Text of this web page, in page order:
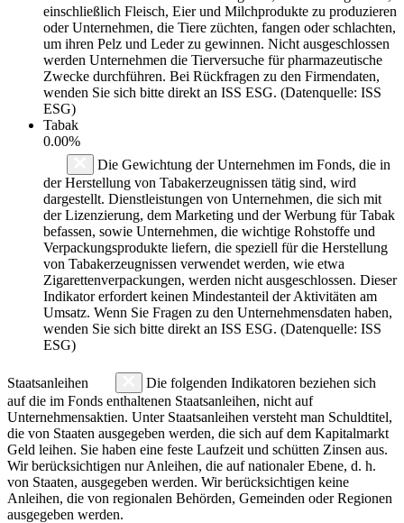
einschließlich Fleisch, Eier und Milchprodukte zu produzieren
oder Unternehmen, die Tiere züchten, fangen oder schlachten,
um ihren Pelz und Leder zu gewinnen. Nicht ausgeschlossen
werden Unternehmen die Tierversuche für pharmazeutische
Zwecke durchführen. Bei Rückfragen zu den Firmendaten,
wenden Sie sich bitte direkt an ISS ESG. (Datenquelle: ISS
ESG)
Tabak
0.00%
Die Gewichtung der Unternehmen im Fonds, die in
der Herstellung von Tabakerzeugnissen tätig sind, wird
dargestellt. Dienstleistungen von Unternehmen, die sich mit
der Lizenzierung, dem Marketing und der Werbung für Tabak
befassen, sowie Unternehmen, die wichtige Rohstoffe und
Verpackungsprodukte liefern, die speziell für die Herstellung
von Tabakerzeugnissen verwendet werden, wie etwa
Zigarettenverpackungen, werden nicht ausgeschlossen. Dieser
Indikator erfordert keinen Mindestanteil der Aktivitäten am
Umsatz. Wenn Sie Fragen zu den Unternehmensdaten haben,
wenden Sie sich bitte direkt an ISS ESG. (Datenquelle: ISS
ESG)
Staatsanleihen
Die folgenden Indikatoren beziehen sich
auf die im Fonds enthaltenen Staatsanleihen, nicht auf
Unternehmensaktien. Unter Staatsanleihen versteht man Schuldtitel,
die von Staaten ausgegeben werden, die sich auf dem Kapitalmarkt
Geld leihen. Sie haben eine feste Laufzeit und schütten Zinsen aus.
Wir berücksichtigen nur Anleihen, die auf nationaler Ebene, d. h.
von Staaten, ausgegeben werden. Wir berücksichtigen keine
Anleihen, die von regionalen Behörden, Gemeinden oder Regionen
ausgegeben werden.